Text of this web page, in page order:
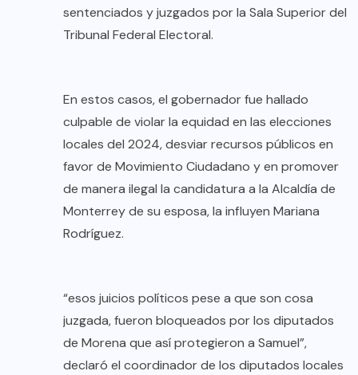
sentenciados y juzgados por la Sala Superior del
Tribunal Federal Electoral.
En estos casos, el gobernador fue hallado
culpable de violar la equidad en las elecciones
locales del 2024, desviar recursos públicos en
favor de Movimiento Ciudadano y en promover
de manera ilegal la candidatura a la Alcaldía de
Monterrey de su esposa, la influyen Mariana
Rodríguez.
“esos juicios políticos pese a que son cosa
juzgada, fueron bloqueados por los diputados
de Morena que así protegieron a Samuel”,
declaró el coordinador de los diputados locales